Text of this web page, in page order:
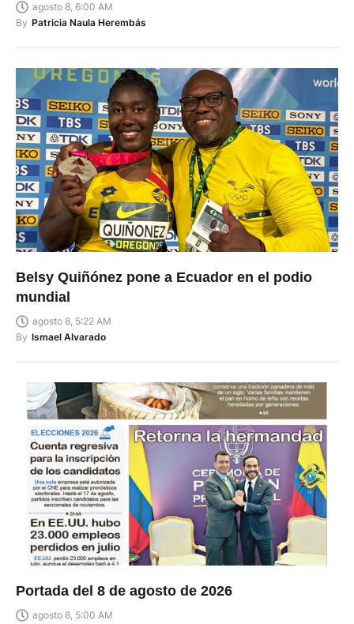
agosto 8, 6:00 AM
By Patricia Naula Herembás
Belsy Quiñónez pone a Ecuador en el podio
mundial
agosto 8, 5:22 AM
By Ismael Alvarado
Portada del 8 de agosto de 2026
agosto 8, 5:00 AM